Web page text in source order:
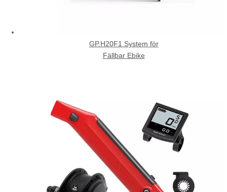
GP.H20F1 System för
Fällbar Ebike